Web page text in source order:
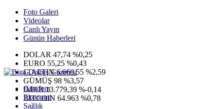
Foto Galeri
Videolar
Canlı Yayın
Günün Haberleri
DOLAR 47,74 %0,25
EURO 55,25 %0,43
G.ALTIN6.660,55 %2,59
GÜMÜŞ 98 %3,57
IMKB13.779,39 %-0,14
BITCOIN 64.963 %0,78
Gündem
Ekonomi
Sağlık